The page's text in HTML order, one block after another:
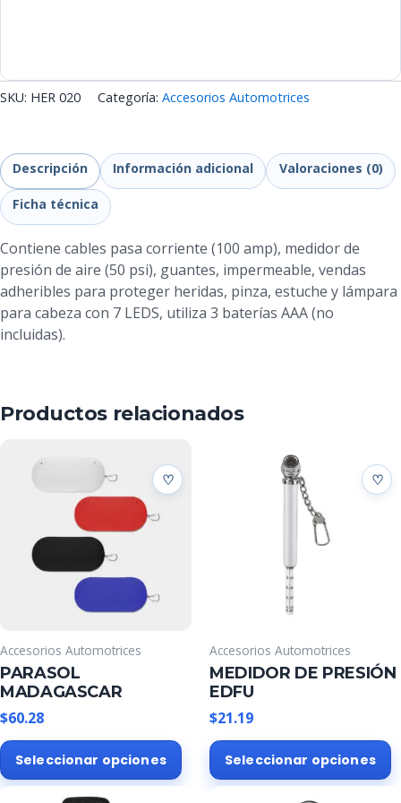
SKU: HER 020 Categoría: Accesorios Automotrices
Descripción Información adicional Valoraciones (0)
Ficha técnica
Contiene cables pasa corriente (100 amp), medidor de
presión de aire (50 psi), guantes, impermeable, vendas
adheribles para proteger heridas, pinza, estuche y lámpara
para cabeza con 7 LEDS, utiliza 3 baterías AAA (no
incluidas).
Productos relacionados
Accesorios Automotrices
PARASOL
MADAGASCAR
$60.28
Seleccionar opciones
Este
producto
tiene
Accesorios Automotrices
MEDIDOR DE PRESIÓN
EDFU
$21.19
Seleccionar opciones